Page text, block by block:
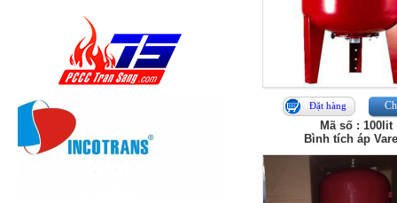
Đặt hàng
Mã số : 100lit
Bình tích áp